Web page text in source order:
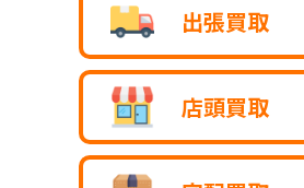
出張買取
店頭買取